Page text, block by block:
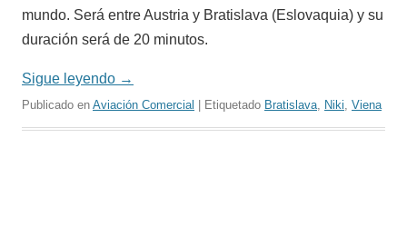
mundo. Será entre Austria y Bratislava (Eslovaquia) y su
duración será de 20 minutos.
Sigue leyendo →
Publicado en Aviación Comercial | Etiquetado Bratislava Niki Viena